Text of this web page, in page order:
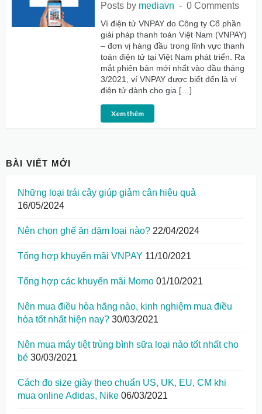
Posts by mediavn 0 Comments
Ví điện tử VNPAY do Công ty Cổ phần
giải pháp thanh toán Việt Nam (VNPAY)
– đơn vị hàng đầu trong lĩnh vực thanh
toán điện tử tại Việt Nam phát triển. Ra
mắt phiên bản mới nhất vào đầu tháng
3/2021, ví VNPAY được biết đến là ví
điện tử dành cho gia […]
Xem thêm
BÀI VIẾT MỚI
Những loại trái cây giúp giảm cân hiệu quả
16/05/2024
Nên chọn ghế ăn dặm loại nào? 22/04/2024
Tổng hợp khuyến mãi VNPAY 11/10/2021
Tổng hợp các khuyến mãi Momo 01/10/2021
Nên mua điều hòa hãng nào, kinh nghiệm mua điều
hòa tốt nhất hiện nay? 30/03/2021
Nên mua máy tiệt trùng bình sữa loại nào tốt nhất cho
bé 30/03/2021
Cách đo size giày theo chuẩn US, UK, EU, CM khi
mua online Adidas, Nike 06/03/2021